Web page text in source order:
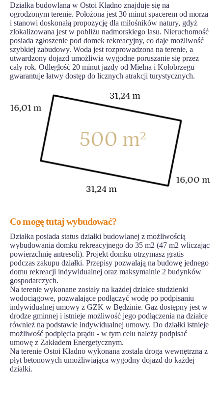
Działka budowlana w Ostoi Kładno znajduje się na
ogrodzonym terenie. Położona jest 30 minut spacerem od morza
i stanowi doskonałą propozycję dla miłośników natury, gdyż
zlokalizowana jest w pobliżu nadmorskiego lasu. Nieruchomość
posiada zgłoszenie pod domek rekreacyjny, co daje możliwość
szybkiej zabudowy. Woda jest rozprowadzona na terenie, a
utwardzony dojazd umożliwia wygodne poruszanie się przez
cały rok. Odległość 20 minut jazdy od Mielna i Kołobrzegu
gwarantuje łatwy dostęp do licznych atrakcji turystycznych.
Co mogę tutaj wybudować?
Działka posiada status działki budowlanej z możliwością
wybudowania domku rekreacyjnego do 35 m2 (47 m2 wliczając
powierzchnię antresoli). Projekt domku otrzymasz gratis
podczas zakupu działki. Przepisy pozwalają na budowę jednego
domu rekreacji indywidualnej oraz maksymalnie 2 budynków
gospodarczych.
Na terenie wykonane zostały na każdej działce studzienki
wodociągowe, pozwalające podłączyć wodę po podpisaniu
indywidualnej umowy z GZK w Będzinie. Gaz dostępny jest w
drodze gminnej i istnieje możliwość jego podłączenia na działce
również na podstawie indywidualnej umowy. Do działki istnieje
możliwość podpięcia prądu - w tym celu należy podpisać
umowę z Zakładem Energetycznym.
Na terenie Ostoi Kładno wykonana została droga wewnętrzna z
płyt betonowych umożliwiająca wygodny dojazd do każdej
działki.